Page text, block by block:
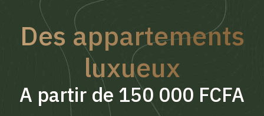
Des appartements
luxueux
A partir de 150 000 FCFA